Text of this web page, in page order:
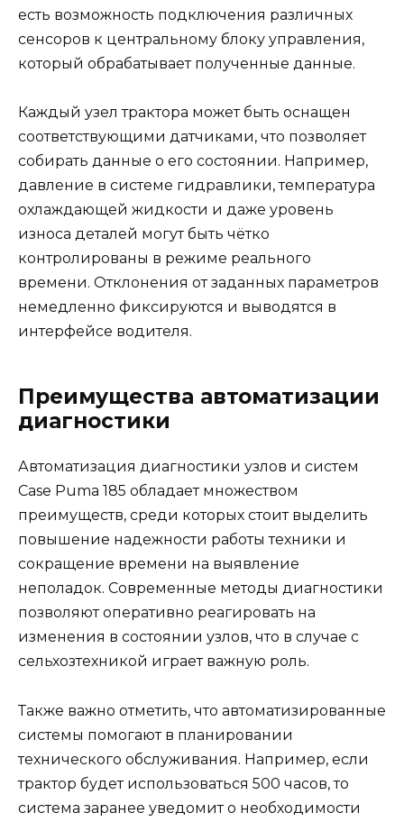
есть возможность подключения различных
сенсоров к центральному блоку управления,
который обрабатывает полученные данные.
Каждый узел трактора может быть оснащен
соответствующими датчиками, что позволяет
собирать данные о его состоянии. Например,
давление в системе гидравлики, температура
охлаждающей жидкости и даже уровень
износа деталей могут быть чётко
контролированы в режиме реального
времени. Отклонения от заданных параметров
немедленно фиксируются и выводятся в
интерфейсе водителя.
Преимущества автоматизации
диагностики
Автоматизация диагностики узлов и систем
Case Puma 185 обладает множеством
преимуществ, среди которых стоит выделить
повышение надежности работы техники и
сокращение времени на выявление
неполадок. Современные методы диагностики
позволяют оперативно реагировать на
изменения в состоянии узлов, что в случае с
сельхозтехникой играет важную роль.
Также важно отметить, что автоматизированные
системы помогают в планировании
технического обслуживания. Например, если
трактор будет использоваться 500 часов, то
система заранее уведомит о необходимости